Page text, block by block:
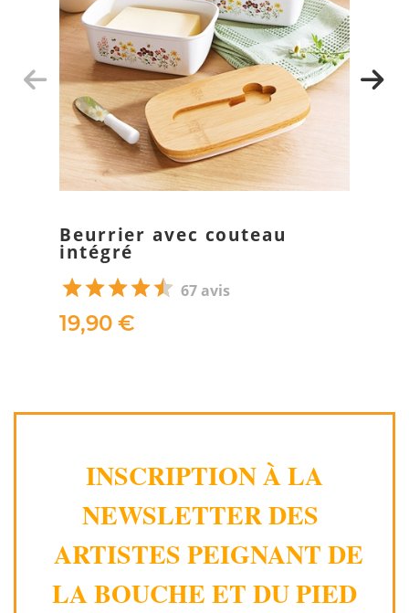
Beurrier avec couteau
intégré
67 avis
19,90 €
INSCRIPTION À LA
NEWSLETTER DES
ARTISTES PEIGNANT DE
LA BOUCHE ET DU PIED